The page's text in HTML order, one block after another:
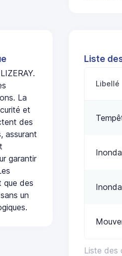
La
et
des
assurant
garantir
que des
un
Liste
Liste des
Libellé